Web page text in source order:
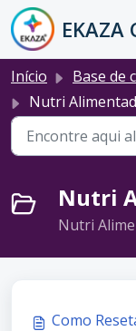
Ir para o
Início Base de
Nutri
Nutri
Nutri
Como